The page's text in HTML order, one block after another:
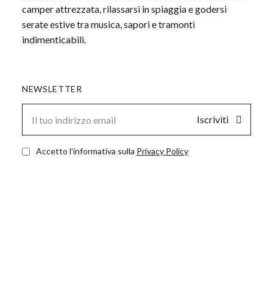
camper attrezzata, rilassarsi in spiaggia e godersi
serate estive tra musica, sapori e tramonti
indimenticabili.
NEWSLETTER
Iscriviti
Accetto l’informativa sulla Privacy Policy